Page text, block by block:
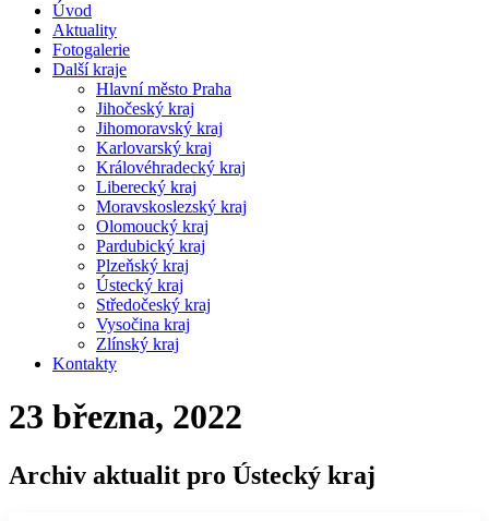
Úvod
Aktuality
Fotogalerie
Další kraje
Hlavní město Praha
Jihočeský kraj
Jihomoravský kraj
Karlovarský kraj
Královéhradecký kraj
Liberecký kraj
Moravskoslezský kraj
Olomoucký kraj
Pardubický kraj
Plzeňský kraj
Ústecký kraj
Středočeský kraj
Vysočina kraj
Zlínský kraj
Kontakty
23 března, 2022
Archiv aktualit pro Ústecký kraj